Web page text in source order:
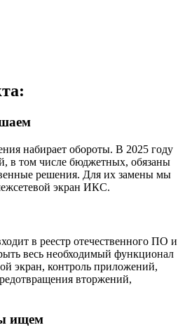
набирает обороты. В 2025 году
в том числе бюджетных, обязаны
решения. Для их замены мы
экран ИКС.
в реестр отечественного ПО и
весь необходимый функционал
экран, контроль приложений,
вторжений,
ищем